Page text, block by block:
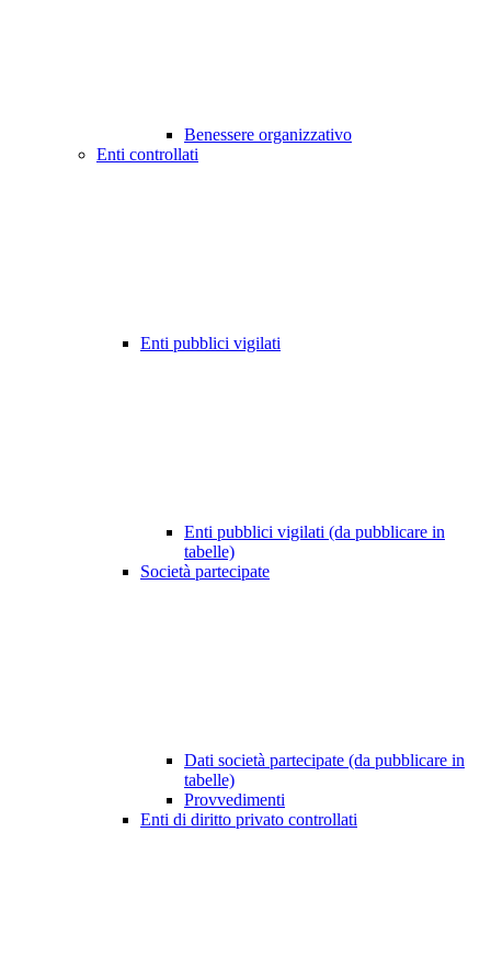
Benessere organizzativo
Enti controllati
Enti pubblici vigilati
Enti pubblici vigilati (da pubblicare in
tabelle)
Società partecipate
Dati società partecipate (da pubblicare in
tabelle)
Provvedimenti
Enti di diritto privato controllati